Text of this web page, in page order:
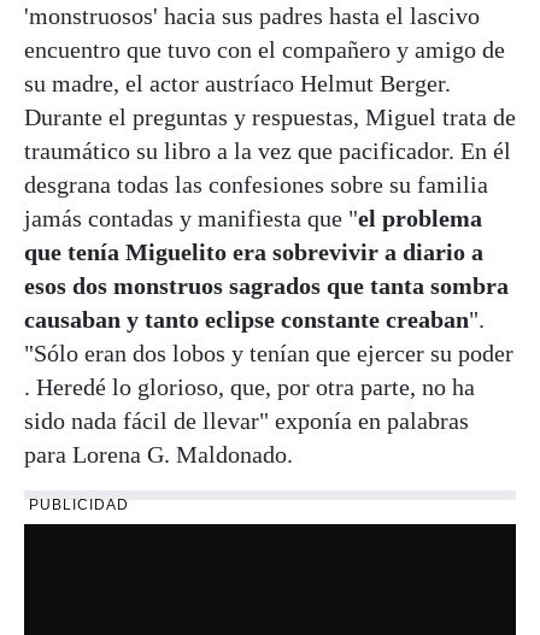
'monstruosos' hacia sus padres hasta el lascivo
encuentro que tuvo con el compañero y amigo de
su madre, el actor austríaco Helmut Berger.
Durante el preguntas y respuestas, Miguel trata de
traumático su libro a la vez que pacificador. En él
desgrana todas las confesiones sobre su familia
jamás contadas y manifiesta que "el problema
que tenía Miguelito era sobrevivir a diario a
esos dos monstruos sagrados que tanta sombra
causaban y tanto eclipse constante creaban".
"Sólo eran dos lobos y tenían que ejercer su poder
. Heredé lo glorioso, que, por otra parte, no ha
sido nada fácil de llevar" exponía en palabras
para Lorena G. Maldonado.
PUBLICIDAD